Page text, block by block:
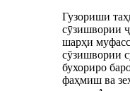
Гузориши
сӯзишвории
шарҳи
сӯзишвории
бухориро
фаҳмиш ва